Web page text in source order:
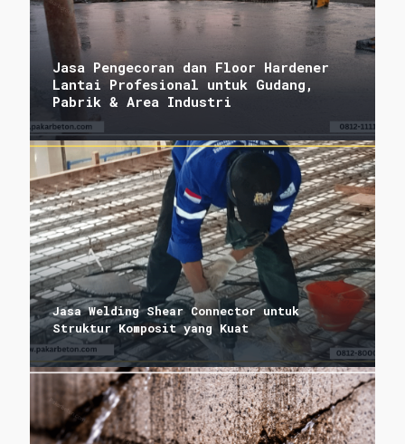
Jasa Pengecoran dan Floor Hardener
Lantai Profesional untuk Gudang,
Pabrik & Area Industri
Jasa Welding Shear Connector untuk
Struktur Komposit yang Kuat